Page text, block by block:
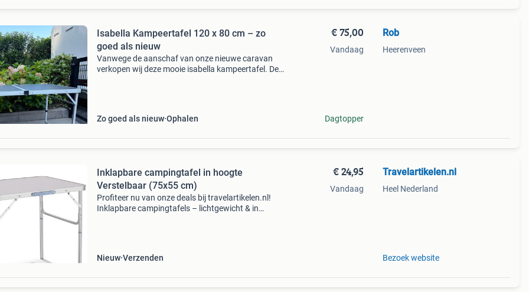
Isabella Kampeertafel 120 x 80 cm – zo
goed als nieuw
Vanwege de aanschaf van onze nieuwe caravan
verkopen wij deze mooie isabella kampeertafel. De
Zo goed als nieuw Ophalen
€ 75,00
Vandaag
Dagtopper
Rob
Heerenveen
Inklapbare campingtafel in hoogte
Verstelbaar (75x55 cm)
Profiteer nu van onze deals bij travelartikelen.nl!
Inklapbare campingtafels – lichtgewicht & in
Nieuw Verzenden
€ 24,95
Vandaag
Travelartikelen.nl
Heel Nederland
Bezoek website